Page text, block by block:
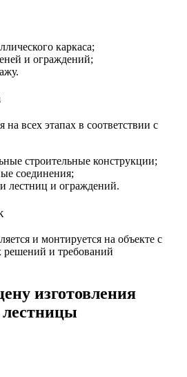
каркаса;
и ограждений;
на всех этапах в соответствии с
строительные конструкции;
соединения;
и ограждений.
и монтируется на объекте с
и требований
изготовления
лестницы